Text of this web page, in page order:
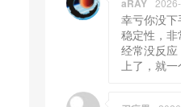
aRAY
幸亏你没
稳定性，非
经常没反
上了，就